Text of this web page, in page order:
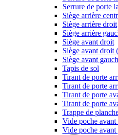
Serrure de porte
Siège arrière
Siège arrière droit
Siège arrière
Siège avant droit
Siège avant droit
Siège avant
Tapis de sol
Tirant de porte
Tirant de porte
Tirant de porte
Tirant de porte
Trappe de
Vide poche
Vide poche avant